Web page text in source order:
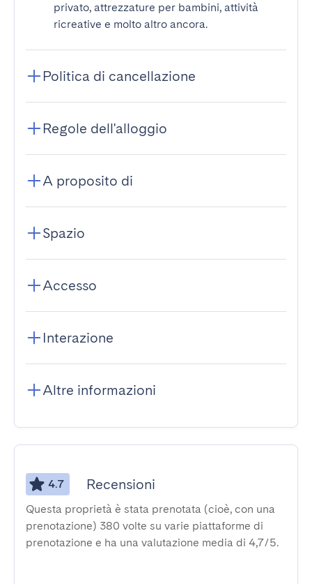
privato, attrezzature per bambini, attività
ricreative e molto altro ancora.
Politica di cancellazione
Regole dell'alloggio
A proposito di
Spazio
Accesso
Interazione
Altre informazioni
4.7 Recensioni
Questa proprietà è stata prenotata (cioè, con una
prenotazione) 380 volte su varie piattaforme di
prenotazione e ha una valutazione media di 4,7/5.